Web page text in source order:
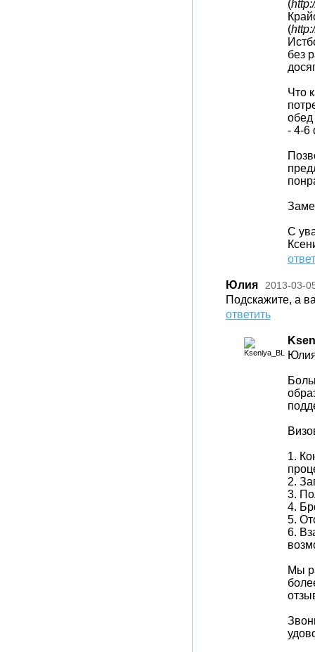
(
(
без
Что
обед
- 4-6
С
Юлия 2013-03-
Подскажите, а
ответить
1.
2.
3.
4.
5.
6.
Мы